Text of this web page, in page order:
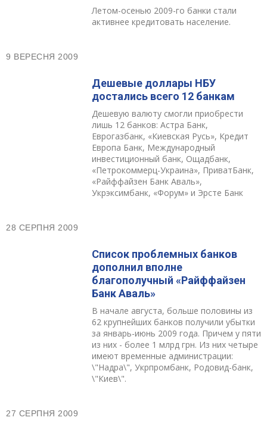
Летом-осенью 2009-го банки стали
активнее кредитовать население.
9 ВЕРЕСНЯ 2009
Дешевые доллары НБУ
достались всего 12 банкам
Дешевую валюту смогли приобрести
лишь 12 банков: Астра Банк,
Еврогазбанк, «Киевская Русь», Кредит
Европа Банк, Международный
инвестиционный банк, Ощадбанк,
«Петрокоммерц-Украина», ПриватБанк,
«Райффайзен Банк Аваль»,
Укрэксимбанк, «Форум» и Эрсте Банк
28 СЕРПНЯ 2009
Cписок проблемных банков
дополнил вполне
благополучный «Райффайзен
Банк Аваль»
В начале августа, больше половины из
62 крупнейших банков получили убытки
за январь-июнь 2009 года. Причем у пяти
из них - более 1 млрд грн. Из них четыре
имеют временные администрации:
\"Надра\", Укрпромбанк, Родовид-банк,
\"Киев\".
27 СЕРПНЯ 2009